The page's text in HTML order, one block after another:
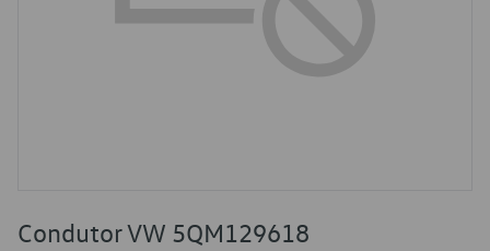
Condutor VW 5QM129618